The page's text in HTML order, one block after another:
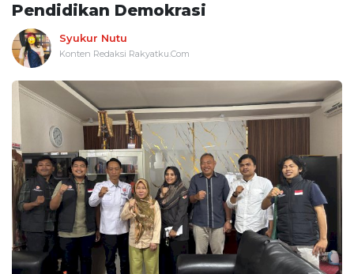
Pendidikan Demokrasi
Syukur Nutu
Konten Redaksi Rakyatku.Com